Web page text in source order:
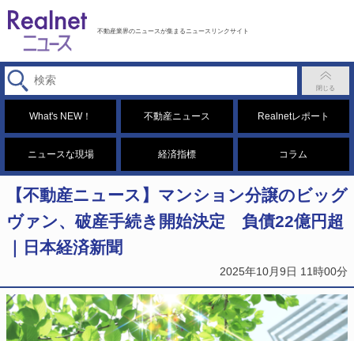
不動産業界のニュースが集まるニュースリンクサイト
What's NEW！ 不動産ニュース Realnetレポート
ニュースな現場 経済指標 コラム
【不動産ニュース】マンション分譲のビッグ
ヴァン、破産手続き開始決定 負債22億円超
｜日本経済新聞
2025年10月9日 11時00分